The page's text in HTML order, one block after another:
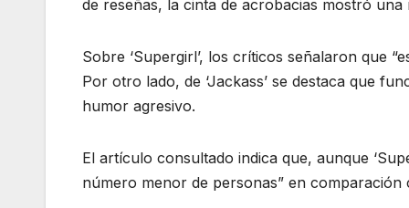
de reseñas, la cinta de acrobacias mostró
Sobre ‘Supergirl’, los críticos señalaron que
Por otro lado, de ‘Jackass’ se destaca que
humor agresivo.
El artículo consultado indica que, aunque
número menor de personas” en comparación